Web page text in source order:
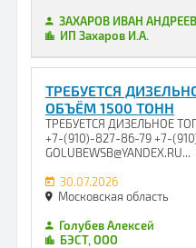
ЗАХАРОВ ИВАН
ИП Захаров И.А.
ТРЕБУЕТСЯ
ОБЪЁМ 1500 ТОНН
ТРЕБУЕТСЯ ДИЗЕЛЬНОЕ
+7-(910)-827-86-79 +7-
GOLUBEWSB@YANDEX.RU...
30.07.2026
Московская область
Голубев Алексей
БЭСТ, ООО